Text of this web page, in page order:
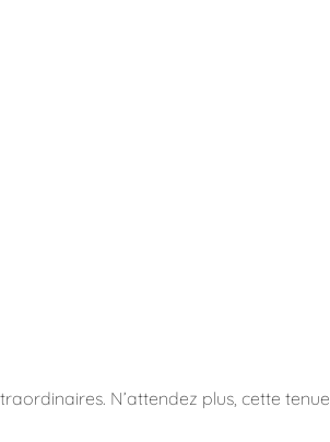
N’attendez plus, cette tenue